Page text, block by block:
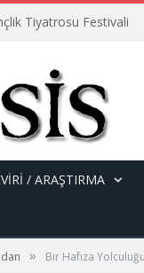
Tiyatrosu Festivali
/ ARAŞTIRMA
» Bir Hafıza